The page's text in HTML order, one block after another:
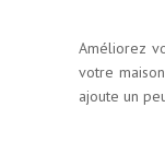
Améliorez
votre
ajoute un